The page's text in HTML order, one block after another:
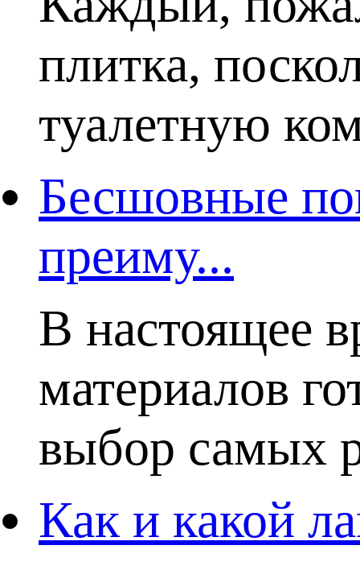
плитка,
туалетную
Бесшовные
преиму...
В настоящее
материалов
выбор самых
Как и какой